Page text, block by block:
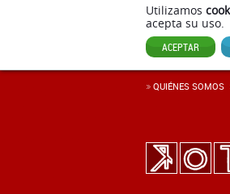
Utilizamos
acepta su uso.
ACEPTAR
QUIÉNES SOMOS